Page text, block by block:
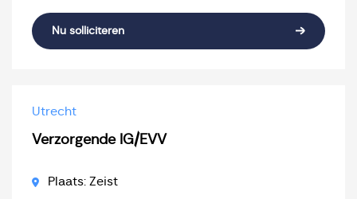
Nu solliciteren
Utrecht
Verzorgende IG/EVV
Plaats: Zeist